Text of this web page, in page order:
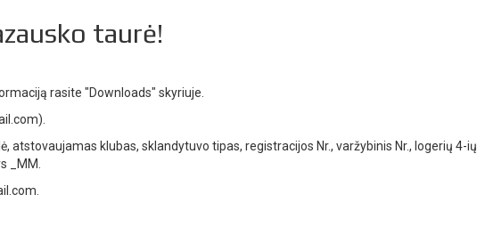
taurė!
rasite "Downloads" skyriuje.
atstovaujamas klubas, sklandytuvo tipas, registracijos Nr., varžybinis Nr., logerių 4-ių
_MM.